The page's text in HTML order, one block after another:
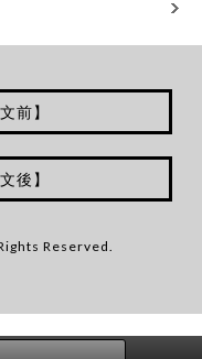
前】
後】
Reserved.